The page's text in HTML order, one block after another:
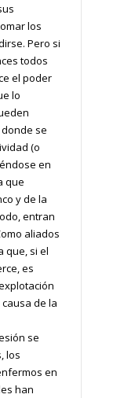
los
Pero si
todos
el poder
lo
se
(o
en
que
y de la
entran
aliados
que, si el
es
de la
se
los
en
han